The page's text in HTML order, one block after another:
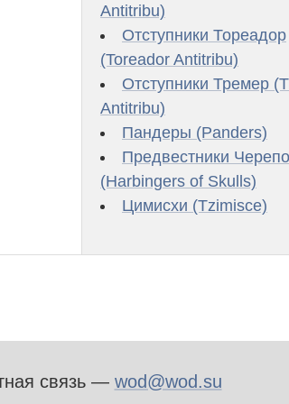
Antitribu)
Отступники Тореадор
(Toreador Antitribu)
Отступники Тремер
Antitribu)
Пандеры (Panders)
Предвестники
(Harbingers of Skulls)
Цимисхи (Tzimisce)
связь — wod@wod.su